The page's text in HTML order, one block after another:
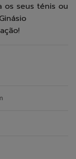
os seus ténis ou